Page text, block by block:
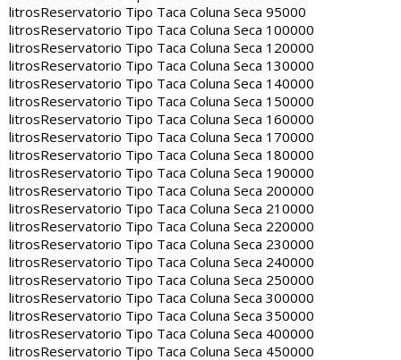
litrosReservatorio Tipo Taca Coluna Seca 95000
litrosReservatorio Tipo Taca Coluna Seca 100000
litrosReservatorio Tipo Taca Coluna Seca 120000
litrosReservatorio Tipo Taca Coluna Seca 130000
litrosReservatorio Tipo Taca Coluna Seca 140000
litrosReservatorio Tipo Taca Coluna Seca 150000
litrosReservatorio Tipo Taca Coluna Seca 160000
litrosReservatorio Tipo Taca Coluna Seca 170000
litrosReservatorio Tipo Taca Coluna Seca 180000
litrosReservatorio Tipo Taca Coluna Seca 190000
litrosReservatorio Tipo Taca Coluna Seca 200000
litrosReservatorio Tipo Taca Coluna Seca 210000
litrosReservatorio Tipo Taca Coluna Seca 220000
litrosReservatorio Tipo Taca Coluna Seca 230000
litrosReservatorio Tipo Taca Coluna Seca 240000
litrosReservatorio Tipo Taca Coluna Seca 250000
litrosReservatorio Tipo Taca Coluna Seca 300000
litrosReservatorio Tipo Taca Coluna Seca 350000
litrosReservatorio Tipo Taca Coluna Seca 400000
litrosReservatorio Tipo Taca Coluna Seca 450000